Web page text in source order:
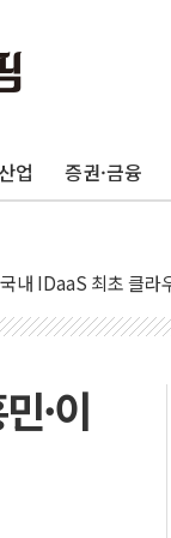
산업 증권·금융
아 홍콩반점, '부산 돼
원 빠지면 현대차 영
400MW 규모 해남
명보 감독 선임 의혹'
, FMS 2026서 차세대
·이